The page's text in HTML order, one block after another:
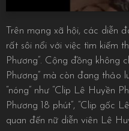
Trên mạng xã hội, các diễn
rất sôi nổi với việc tìm kiếm
Phương”. Cộng đồng không
Phương” mà còn đang thảo
“nóng” như “Clip Lê Huyền
Phương 18 phút”, “Clip gốc
quan đến nữ diễn viên Lê